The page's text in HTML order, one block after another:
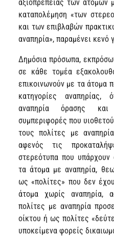
αξιοπρέπειας των ατόμων
καταπολέμηση «των
και των επιβλαβών
αναπηρία», παραμένει κενό
Δημόσια πρόσωπα,
σε κάθε τομέα
επικοινωνούν με τα άτομα
κατηγορίες αναπηρίας,
αναπηρία όρασης
συμπεριφορές που
τους πολίτες με
αφενός τις
στερεότυπα που υπάρχουν
τα άτομα με αναπηρία,
ως «πολίτες» που δεν
άτομα χωρίς αναπηρία,
πολίτες με αναπηρία
οίκτου ή ως πολίτες
υποκείμενα φορείς